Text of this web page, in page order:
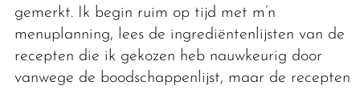
gemerkt. Ik begin ruim op tijd met m’n
menuplanning, lees de ingrediëntenlijsten van de
recepten die ik gekozen heb nauwkeurig door
vanwege de boodschappenlijst, maar de recepten